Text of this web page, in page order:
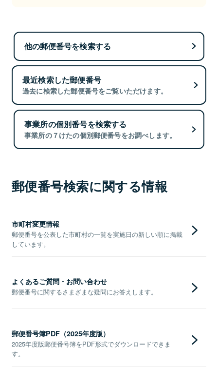
他の郵便番号を検索する
最近検索した郵便番号
過去に検索した郵便番号をご覧いただけます。
事業所の個別番号を検索する
事業所の７けたの個別郵便番号をお調べします。
郵便番号検索に関する情報
市町村変更情報
郵便番号を公表した市町村の一覧を実施日の新しい順に掲載
しています。
よくあるご質問・お問い合わせ
郵便番号に関するさまざまな疑問にお答えします。
郵便番号簿PDF（2025年度版）
2025年度版郵便番号簿をPDF形式でダウンロードできま
す。